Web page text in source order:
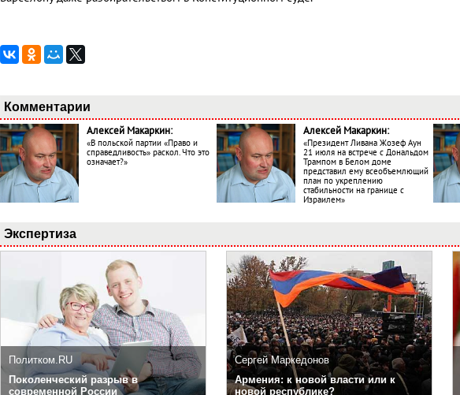
Комментарии
Алексей Макаркин:
«В польской партии «Право и
справедливость» раскол. Что это
означает?»
Алексей Макаркин:
«Президент Ливана Жозеф Аун
21 июля на встрече с Дональдом
Трампом в Белом доме
представил ему всеобъемлющий
план по укреплению
стабильности на границе с
Израилем»
Экспертиза
Политком.RU
Поколенческий разрыв в
современной России
Сергей Маркедонов
Армения: к новой власти или к
новой республике?